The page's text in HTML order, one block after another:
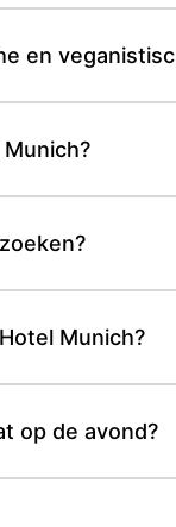
en
Munich?
op de avond?